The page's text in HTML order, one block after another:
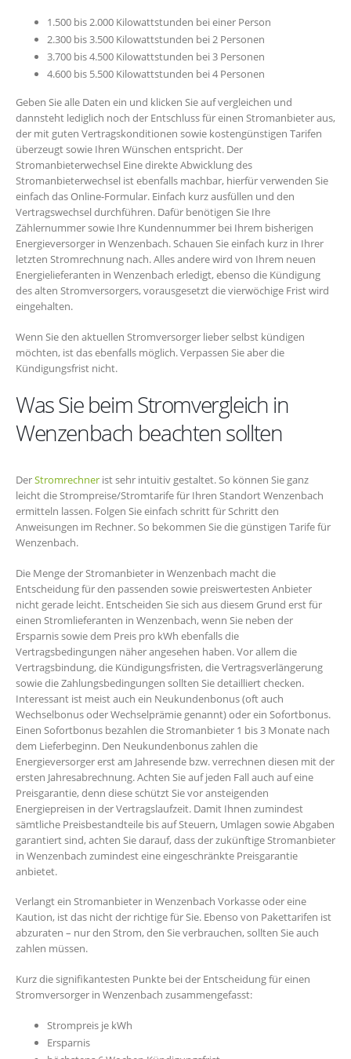
1.500 bis 2.000 Kilowattstunden bei einer Person
2.300 bis 3.500 Kilowattstunden bei 2 Personen
3.700 bis 4.500 Kilowattstunden bei 3 Personen
4.600 bis 5.500 Kilowattstunden bei 4 Personen
Geben Sie alle Daten ein und klicken Sie auf vergleichen und
dannsteht lediglich noch der Entschluss für einen Stromanbieter aus,
der mit guten Vertragskonditionen sowie kostengünstigen Tarifen
überzeugt sowie Ihren Wünschen entspricht. Der
Stromanbieterwechsel Eine direkte Abwicklung des
Stromanbieterwechsel ist ebenfalls machbar, hierfür verwenden Sie
einfach das Online-Formular. Einfach kurz ausfüllen und den
Vertragswechsel durchführen. Dafür benötigen Sie Ihre
Zählernummer sowie Ihre Kundennummer bei Ihrem bisherigen
Energieversorger in Wenzenbach. Schauen Sie einfach kurz in Ihrer
letzten Stromrechnung nach. Alles andere wird von Ihrem neuen
Energielieferanten in Wenzenbach erledigt, ebenso die Kündigung
des alten Stromversorgers, vorausgesetzt die vierwöchige Frist wird
eingehalten.
Wenn Sie den aktuellen Stromversorger lieber selbst kündigen
möchten, ist das ebenfalls möglich. Verpassen Sie aber die
Kündigungsfrist nicht.
Was Sie beim Stromvergleich in
Wenzenbach beachten sollten
DerStromrechner ist sehr intuitiv gestaltet. So können Sie ganz
leicht die Strompreise/Stromtarife für Ihren Standort Wenzenbach
ermitteln lassen. Folgen Sie einfach schritt für Schritt den
Anweisungen im Rechner. So bekommen Sie die günstigen Tarife für
Wenzenbach.
Die Menge der Stromanbieter in Wenzenbach macht die
Entscheidung für den passenden sowie preiswertesten Anbieter
nicht gerade leicht. Entscheiden Sie sich aus diesem Grund erst für
einen Stromlieferanten in Wenzenbach, wenn Sie neben der
Ersparnis sowie dem Preis pro kWh ebenfalls die
Vertragsbedingungen näher angesehen haben. Vor allem die
Vertragsbindung, die Kündigungsfristen, die Vertragsverlängerung
sowie die Zahlungsbedingungen sollten Sie detailliert checken.
Interessant ist meist auch ein Neukundenbonus (oft auch
Wechselbonus oder Wechselprämie genannt) oder ein Sofortbonus.
Einen Sofortbonus bezahlen die Stromanbieter 1 bis 3 Monate nach
dem Lieferbeginn. Den Neukundenbonus zahlen die
Energieversorger erst am Jahresende bzw. verrechnen diesen mit der
ersten Jahresabrechnung. Achten Sie auf jeden Fall auch auf eine
Preisgarantie, denn diese schützt Sie vor ansteigenden
Energiepreisen in der Vertragslaufzeit. Damit Ihnen zumindest
sämtliche Preisbestandteile bis auf Steuern, Umlagen sowie Abgaben
garantiert sind, achten Sie darauf, dass der zukünftige Stromanbieter
in Wenzenbach zumindest eine eingeschränkte Preisgarantie
anbietet.
Verlangt ein Stromanbieter in Wenzenbach Vorkasse oder eine
Kaution, ist das nicht der richtige für Sie. Ebenso von Pakettarifen ist
abzuraten – nur den Strom, den Sie verbrauchen, sollten Sie auch
zahlen müssen.
Kurz die signifikantesten Punkte bei der Entscheidung für einen
Stromversorger in Wenzenbach zusammengefasst:
Strompreis je kWh
Ersparnis